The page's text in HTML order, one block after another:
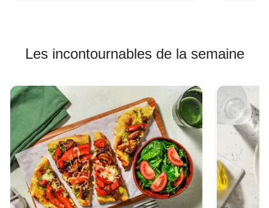
Les incontournables de la semaine